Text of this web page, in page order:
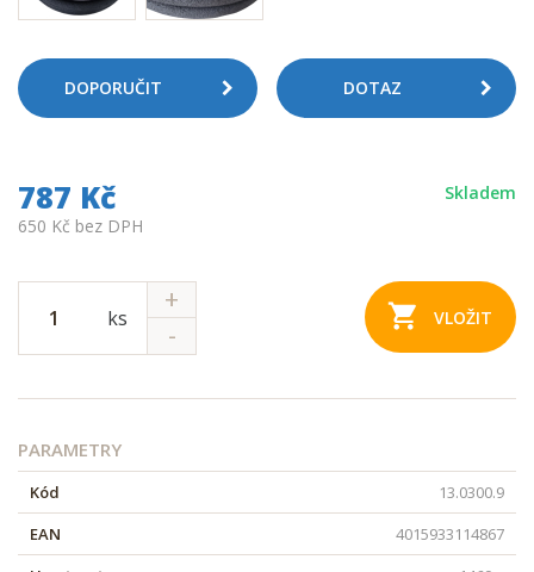
DOPORUČIT DOTAZ
787 Kč
650 Kč bez DPH
Skladem
ks VLOŽIT
PARAMETRY
Kód
13.0300.9
EAN
4015933114867